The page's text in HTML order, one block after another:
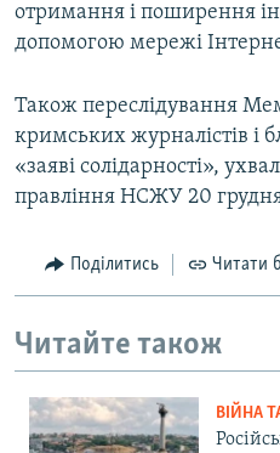
отримання і поширення
допомогою мережі
Також переслідування
кримських журналістів і
«заяві солідарності»,
правління НСЖУ 20
Поділитись Читати
Читайте також
ВІЙНА